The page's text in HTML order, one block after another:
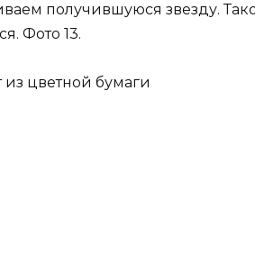
получившуюся звезду.
Фото 13.